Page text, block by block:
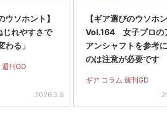
ウソホント】
れやすさで
わる」
刊GD
2026.3.8
【ギア選びのウソホ
Vol.164 女子プロの
アンシャフトを参考
のは注意が必要です
ギア コラム 週刊GD